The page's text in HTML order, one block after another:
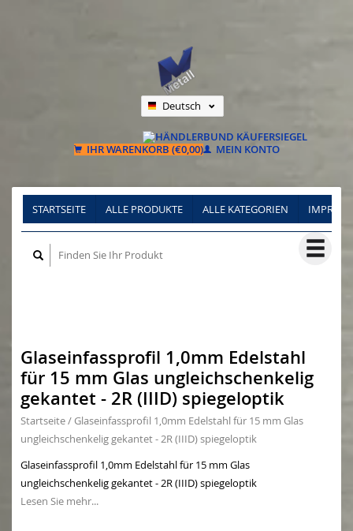
Deutsch
Français
IHR WARENKORB (€0,00) MEIN KONTO
STARTSEITE ALLE PRODUKTE ALLE KATEGORIEN
Glaseinfassprofil 1,0mm Edelstahl
für 15 mm Glas ungleichschenkelig
gekantet - 2R (IIID) spiegeloptik
Startseite/ Glaseinfassprofil 1,0mm Edelstahl für 15 mm Glas
ungleichschenkelig gekantet - 2R (IIID) spiegeloptik
Glaseinfassprofil 1,0mm Edelstahl für 15 mm Glas
ungleichschenkelig gekantet - 2R (IIID) spiegeloptik
Lesen Sie mehr...